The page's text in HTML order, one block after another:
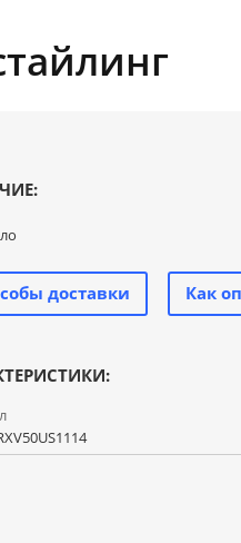
доставки Как